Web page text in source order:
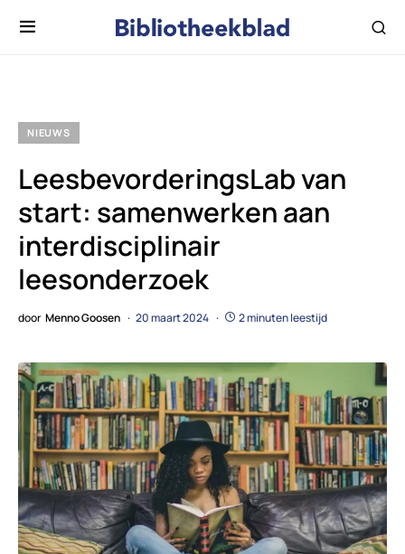
NIEUWS
LeesbevorderingsLab van
start: samenwerken aan
interdisciplinair
leesonderzoek
door Menno Goosen 20 maart 2024 2 minuten leestijd